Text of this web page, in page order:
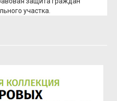
участка.